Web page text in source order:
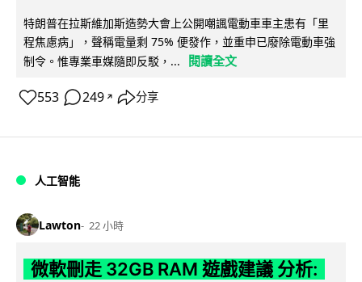
特朗普在拉斯維加斯造勢大會上公開嘲諷電動車車主患有「里
程焦慮病」，聲稱電量剩 75% 便發作，並重申已廢除電動車強
制令。惟專業車媒隨即反駁，...
閱讀全文
553 249 ↗ 分享
人工智能
Lawton 22 小時
微軟刪走 32GB RAM 遊戲建議 分析: